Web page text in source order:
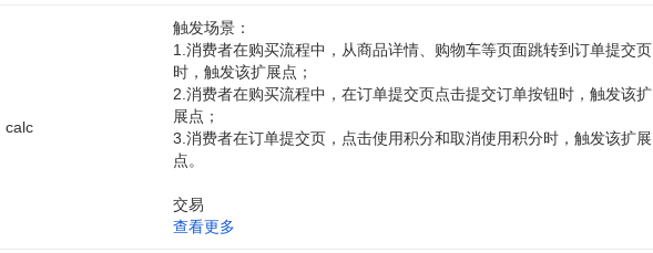
calc
触发场景：
1.消费者在购买流程中，从商品详情、购物车等页面跳转到订单提交页
时，触发该扩展点；
2.消费者在购买流程中，在订单提交页点击提交订单按钮时，触发该扩
展点；
3.消费者在订单提交页，点击使用积分和取消使用积分时，触发该扩展
点。
交易
查看更多